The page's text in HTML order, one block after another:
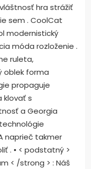
hra strážiť
sem . CoolCat
modernistický
móda rozloženie .
ruleta,
oblek forma
propaguje
klovať s
a Georgia
naprieč takmer
. • < podstatný >
< /strong > : Náš